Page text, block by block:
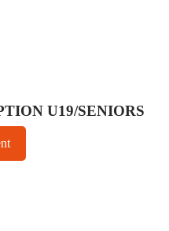
U19/SENIORS